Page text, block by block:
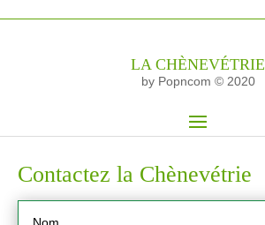
LA CHÈNEVÉTRIE
by Popncom © 2020
Contactez la Chènevétrie